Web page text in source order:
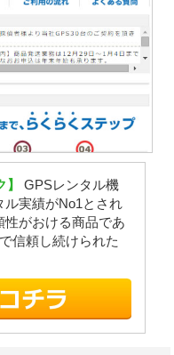
GPSレンタル機
ル実績がNo1とされ
がおける商品であ
信頼し続けられた